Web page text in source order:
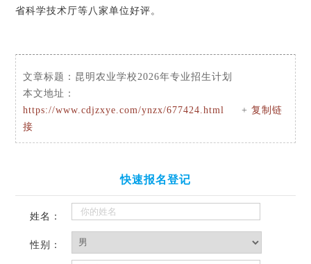
省科学技术厅等八家单位好评。
文章标题： 昆明农业学校2026年专业招生计划
本文地址：
https://www.cdjzxye.com/ynzx/677424.html
+复制链
接
快速报名登记
姓名：
性别：